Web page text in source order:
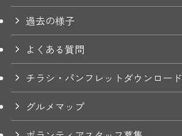
過去の様子
よくある質問
チラシ・パンフレットダウンロード
グルメマップ